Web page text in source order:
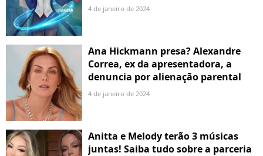
4 de janeiro de 2024
Ana Hickmann presa? Alexandre
Correa, ex da apresentadora, a
denuncia por alienação parental
4 de janeiro de 2024
Anitta e Melody terão 3 músicas
juntas! Saiba tudo sobre a parceria